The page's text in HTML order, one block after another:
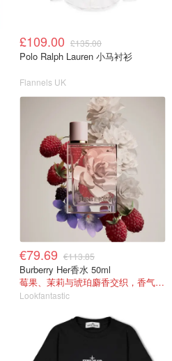
£109.00 £135.00
Polo Ralph Lauren 小马衬衫
Flannels UK
€79.69 €113.85
Burberry Her香水 50ml
莓果、茉莉与琥珀麝香交织，香气甜美
Lookfantastic